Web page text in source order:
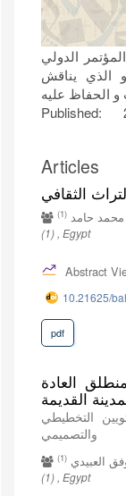
الدولي
الذي يناقش
Published:
Articles
الثقافي
حامد (1)
(1) , Egypt
Abstract
10.21625/
pdf
العادة
القديمة
التخطيطي
والتصميمي
العبيدي (1)
(1) , Egypt